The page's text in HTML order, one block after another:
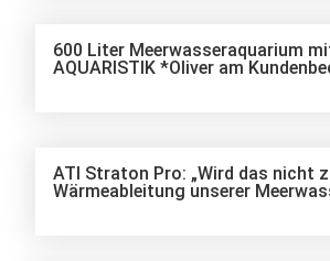
600 Liter Meerwasseraquarium
AQUARISTIK *Oliver am
ATI Straton Pro: „Wird das nicht
Wärmeableitung unserer